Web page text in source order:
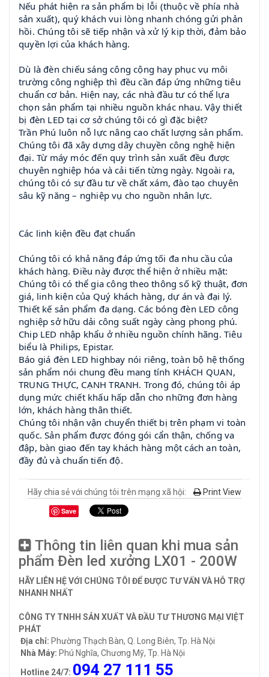
Nếu phát hiện ra sản phẩm bị lỗi (thuộc về phía nhà
sản xuất), quý khách vui lòng nhanh chóng gửi phản
hồi. Chúng tôi sẽ tiếp nhận và xử lý kịp thời, đảm bảo
quyền lợi của khách hàng.
Dù là đèn chiếu sáng công cộng hay phục vụ môi
trường công nghiệp thì đều cần đáp ứng những tiêu
chuẩn cơ bản. Hiện nay, các nhà đầu tư có thể lựa
chọn sản phẩm tại nhiều nguồn khác nhau. Vậy thiết
bị đèn LED tại cơ sở chúng tôi có gì đặc biệt?
Trần Phú luôn nỗ lực nâng cao chất lượng sản phẩm.
Chúng tôi đã xây dựng dây chuyền công nghệ hiện
đại. Từ máy móc đến quy trình sản xuất đều được
chuyên nghiệp hóa và cải tiến từng ngày. Ngoài ra,
chúng tôi có sự đầu tư về chất xám, đào tạo chuyên
sâu kỹ năng – nghiệp vụ cho nguồn nhân lực.
Các linh kiện đều đạt chuẩn
Chúng tôi có khả năng đáp ứng tối đa nhu cầu của
khách hàng. Điều này được thể hiện ở nhiều mặt:
Chúng tôi có thể gia công theo thông số kỹ thuật, đơn
giá, linh kiện của Quý khách hàng, dự án và đại lý.
Thiết kế sản phẩm đa dạng. Các bóng đèn LED công
nghiệp sở hữu dải công suất ngày càng phong phú.
Chip LED nhập khẩu ở nhiều nguồn chính hãng. Tiêu
biểu là Philips, Epistar.
Báo giá đèn LED highbay nói riêng, toàn bộ hệ thống
sản phẩm nói chung đều mang tính KHÁCH QUAN,
TRUNG THỰC, CẠNH TRANH. Trong đó, chúng tôi áp
dụng mức chiết khấu hấp dẫn cho những đơn hàng
lớn, khách hàng thân thiết.
Chúng tôi nhận vận chuyển thiết bị trên phạm vi toàn
quốc. Sản phẩm được đóng gói cẩn thận, chống va
đập, bàn giao đến tay khách hàng một cách an toàn,
đầy đủ và chuẩn tiến độ.
Print View
Hãy chia sẻ với chúng tôi trên mạng xã hội:
Save
Thông tin liên quan khi mua sản
phẩm Đèn led xưởng LX01 - 200W
HÃY LIÊN HỆ VỚI CHÚNG TÔI ĐỂ ĐƯỢC TƯ VẤN VÀ HỖ TRỢ
NHANH NHẤT
CÔNG TY TNHH SẢN XUẤT VÀ ĐẦU TƯ THƯƠNG MẠI VIỆT
PHÁT
Địa chỉ: Phường Thạch Bàn, Q. Long Biên, Tp. Hà Nội
Nhà Máy: Phú Nghĩa, Chương Mỹ, Tp. Hà Nội
Hotline 24/7: 094 27 111 55